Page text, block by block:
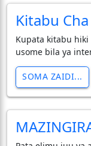
Kitabu
Kupata kitabu
usome bila ya
SOMA ZAIDI...